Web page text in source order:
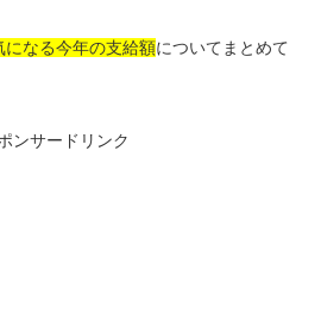
になる今年の支給額についてまとめて
ンサードリンク